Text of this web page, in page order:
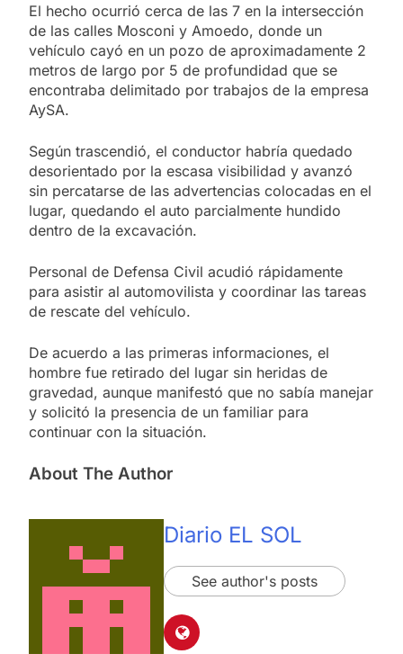
El hecho ocurrió cerca de las 7 en la intersección
de las calles Mosconi y Amoedo, donde un
vehículo cayó en un pozo de aproximadamente 2
metros de largo por 5 de profundidad que se
encontraba delimitado por trabajos de la empresa
AySA.
Según trascendió, el conductor habría quedado
desorientado por la escasa visibilidad y avanzó
sin percatarse de las advertencias colocadas en el
lugar, quedando el auto parcialmente hundido
dentro de la excavación.
Personal de Defensa Civil acudió rápidamente
para asistir al automovilista y coordinar las tareas
de rescate del vehículo.
De acuerdo a las primeras informaciones, el
hombre fue retirado del lugar sin heridas de
gravedad, aunque manifestó que no sabía manejar
y solicitó la presencia de un familiar para
continuar con la situación.
About The Author
Diario EL SOL
See author's posts